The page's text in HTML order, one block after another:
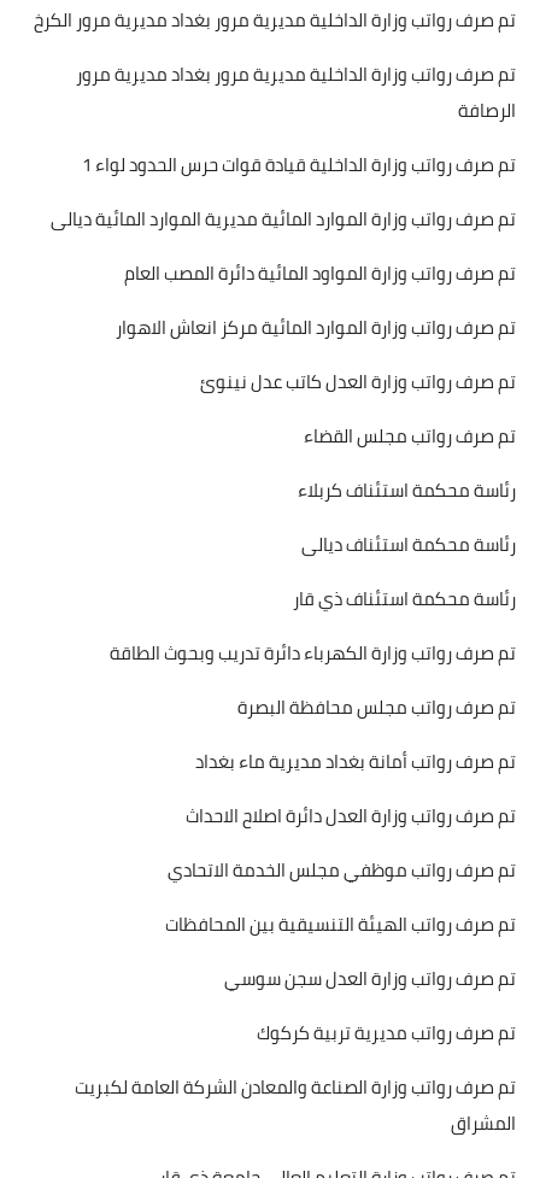
تم صرف رواتب وزارة الداخلية مديرية مرور بغداد مديرية مرور الكرخ
تم صرف رواتب وزارة الداخلية مديرية مرور بغداد مديرية مرور
الرصافة
تم صرف رواتب وزارة الداخلية قيادة قوات حرس الحدود لواء 1
تم صرف رواتب وزارة الموارد المائية مديرية الموارد المائية ديالى
تم صرف رواتب وزارة المواود المائية دائرة المصب العام
تم صرف رواتب وزارة الموارد المائية مركز انعاش الاهوار
تم صرف رواتب وزارة العدل كاتب عدل نينوئ
تم صرف رواتب مجلس القضاء
رئاسة محكمة استئناف كربلاء
رئاسة محكمة استئناف ديالى
رئاسة محكمة استئناف ذي قار
تم صرف رواتب وزارة الكهرباء دائرة تدريب وبحوث الطاقة
تم صرف رواتب مجلس محافظة البصرة
تم صرف رواتب أمانة بغداد مديرية ماء بغداد
تم صرف رواتب وزارة العدل دائرة اصلاح الاحداث
تم صرف رواتب موظفي مجلس الخدمة الاتحادي
تم صرف رواتب الهيئة التنسيقية بين المحافظات
تم صرف رواتب وزارة العدل سجن سوسي
تم صرف رواتب مديرية تربية كركوك
تم صرف رواتب وزارة الصناعة والمعادن الشركة العامة لكبريت
المشراق